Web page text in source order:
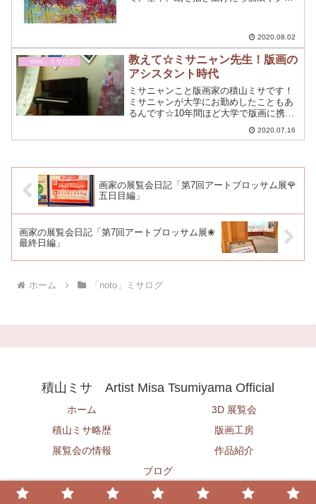
2020.08.02
「noto」ミサログ
教えて☆ミサニャン先生！版画の
アシスタント時代
ミサニャンこと版画家の積山ミサです！
ミサニャンが大学にお勤めしたこともあ
るんです☆10年間ほど大学で版画に携わ
りました。今はただの「絵描き」やって
ます☆美術館でも展示しています。
2020.07.16
画家の展覧会日記「第7回アートブロッサム展🌹
五日目編」
画家の展覧会日記「第7回アートブロッサム展❀
最終日編」
ホーム 「noto」ミサログ
積山ミサ Artist Misa Tsumiyama Official
ホーム
3D 展覧会
積山ミサ略歴
版画工房
展覧会の情報
作品紹介
ブログ
© 2020 積山ミサ Artist Misa Tsumiyama Official.